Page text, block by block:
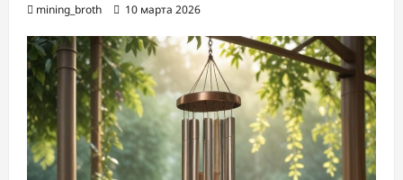
mining_broth 10 марта 2026